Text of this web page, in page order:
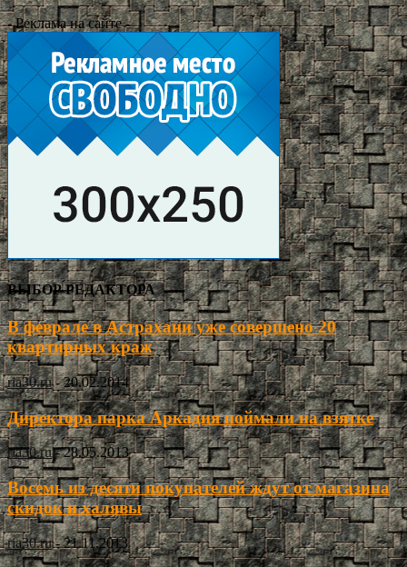
- Реклама на сайте -
ВЫБОР РЕДАКТОРА
В феврале в Астрахани уже совершено 20
квартирных краж
ria30.ru - 20.02.2014
Директора парка Аркадия поймали на взятке
ria30.ru - 28.05.2013
Восемь из десяти покупателей ждут от магазина
скидок и халявы
ria30.ru - 21.11.2013